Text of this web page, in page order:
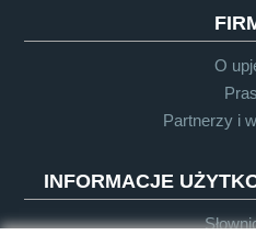
O
Partnerzy i
INFORMACJE